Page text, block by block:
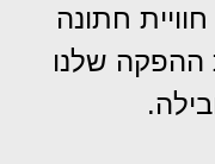
חתונה
ההפקה שלנו